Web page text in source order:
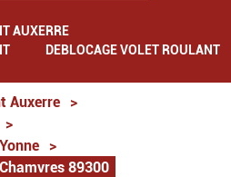
AUXERRE
DEBLOCAGE VOLET ROULANT
Auxerre
>
>
>
89300